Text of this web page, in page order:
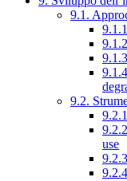
9.1.
9.2.
use